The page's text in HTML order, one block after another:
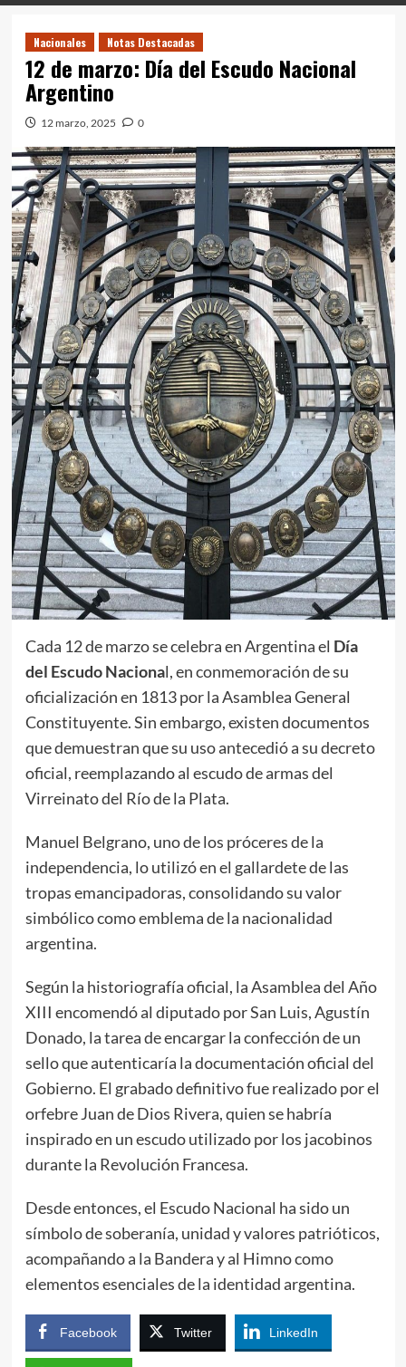
Nacionales Notas Destacadas
12 de marzo: Día del Escudo Nacional
Argentino
12 marzo, 2025 0
Cada 12 de marzo se celebra en Argentina el Día
del Escudo Nacional, en conmemoración de su
oficialización en 1813 por la Asamblea General
Constituyente. Sin embargo, existen documentos
que demuestran que su uso antecedió a su decreto
oficial, reemplazando al escudo de armas del
Virreinato del Río de la Plata.
Manuel Belgrano, uno de los próceres de la
independencia, lo utilizó en el gallardete de las
tropas emancipadoras, consolidando su valor
simbólico como emblema de la nacionalidad
argentina.
Según la historiografía oficial, la Asamblea del Año
XIII encomendó al diputado por San Luis, Agustín
Donado, la tarea de encargar la confección de un
sello que autenticaría la documentación oficial del
Gobierno. El grabado definitivo fue realizado por el
orfebre Juan de Dios Rivera, quien se habría
inspirado en un escudo utilizado por los jacobinos
durante la Revolución Francesa.
Desde entonces, el Escudo Nacional ha sido un
símbolo de soberanía, unidad y valores patrióticos,
acompañando a la Bandera y al Himno como
elementos esenciales de la identidad argentina.
Facebook Twitter LinkedIn